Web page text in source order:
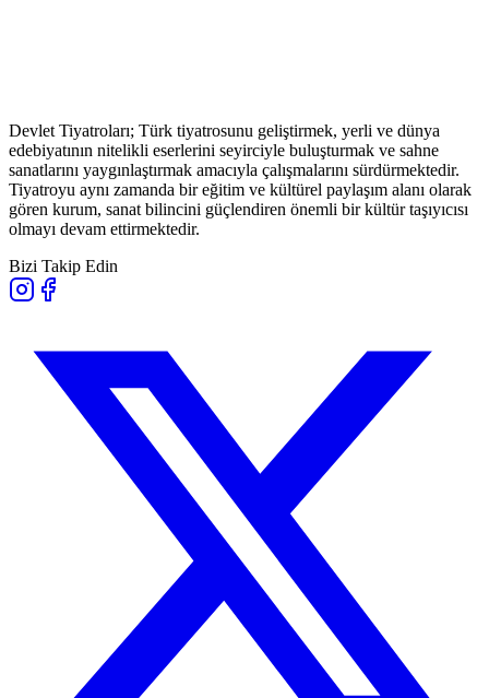
Devlet Tiyatroları; Türk tiyatrosunu geliştirmek, yerli ve dünya
edebiyatının nitelikli eserlerini seyirciyle buluşturmak ve sahne
sanatlarını yaygınlaştırmak amacıyla çalışmalarını sürdürmektedir.
Tiyatroyu aynı zamanda bir eğitim ve kültürel paylaşım alanı olarak
gören kurum, sanat bilincini güçlendiren önemli bir kültür taşıyıcısı
olmayı devam ettirmektedir.
Bizi Takip Edin